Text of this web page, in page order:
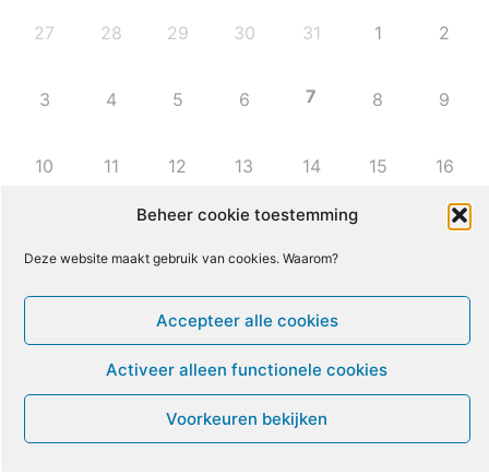
Beheer cookie toestemming
Deze website maakt gebruik van cookies. Waarom?
Accepteer alle cookies
Activeer alleen functionele cookies
Voorkeuren bekijken
27 28 29 30 31 1 2
3 4 5 6 7 8 9
10 11 12 13 14 15 16
23
24 25 26 27 28 29 30
1 2 3 4 5